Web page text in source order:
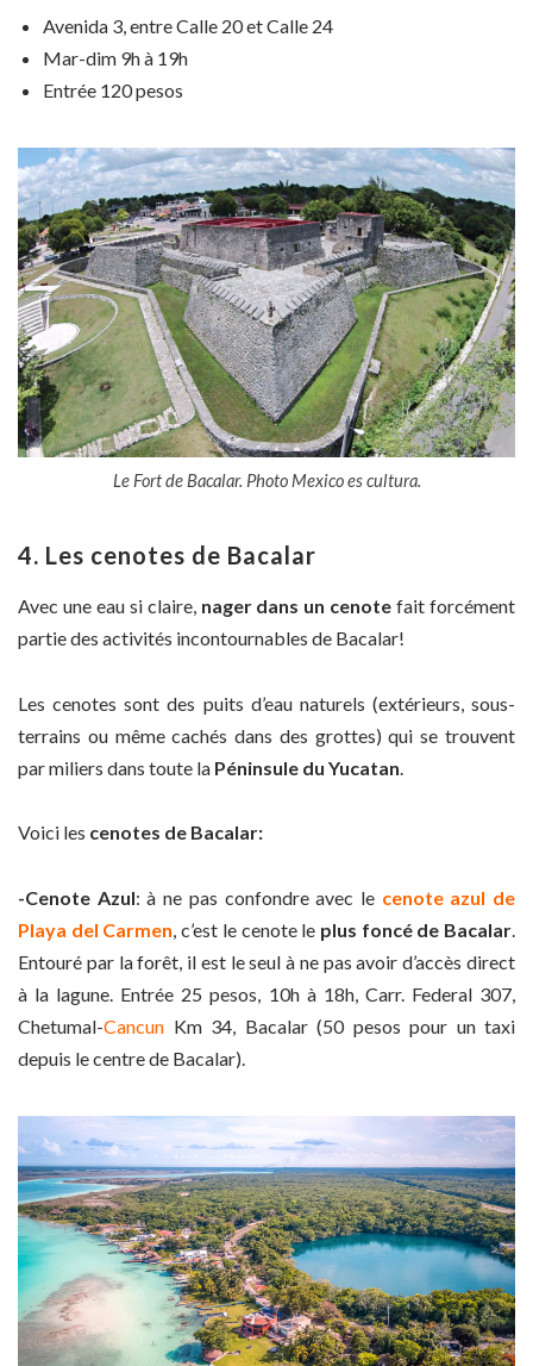
Avenida 3, entre Calle 20 et Calle 24
Mar-dim 9h à 19h
Entrée 120 pesos
Le Fort de Bacalar. Photo Mexico es cultura.
4. Les cenotes de Bacalar
Avec une eau si claire, nager dans un cenote fait forcément
partie des activités incontournables de Bacalar!
Les cenotes sont des puits d’eau naturels (extérieurs, sous-
terrains ou même cachés dans des grottes) qui se trouvent
par miliers dans toute la Péninsule du Yucatan.
Voici les cenotes de Bacalar:
-Cenote Azul: à ne pas confondre avec le cenote azul de
Playa del Carmen , c’est le cenote le plus foncé de Bacalar
Entouré par la forêt, il est le seul à ne pas avoir d’accès direct
à la lagune. Entrée 25 pesos, 10h à 18h, Carr. Federal 307,
Chetumal-Cancun Km 34, Bacalar (50 pesos pour un taxi
depuis le centre de Bacalar).